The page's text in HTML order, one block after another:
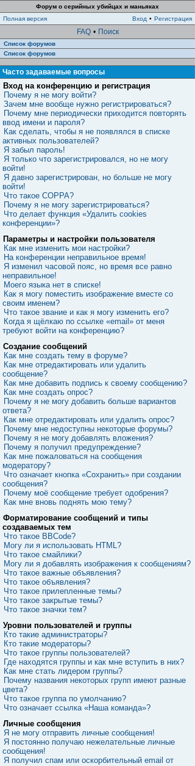
Форум о серийных убийцах и маньяках
Полная версия
Вход • Регистрация
FAQ • Поиск
Список форумов
Список форумов
Часто задаваемые вопросы
Вход на конференцию и регистрация
Почему я не могу войти?
Зачем мне вообще нужно регистрироваться?
Почему мне периодически приходится повторять
ввод имени и пароля?
Как сделать, чтобы я не появлялся в списке
активных пользователей?
Я забыл пароль!
Я только что зарегистрировался, но не могу
войти!
Я давно зарегистрирован, но больше не могу
войти!
Что такое COPPA?
Почему я не могу зарегистрироваться?
Что делает функция «Удалить cookies
конференции»?
Параметры и настройки пользователя
Как мне изменить мои настройки?
На конференции неправильное время!
Я изменил часовой пояс, но время все равно
неправильное!
Моего языка нет в списке!
Как я могу поместить изображение вместе со
своим именем?
Что такое звание и как я могу изменить его?
Когда я щёлкаю по ссылке «email» от меня
требуют войти на конференцию?
Создание сообщений
Как мне создать тему в форуме?
Как мне отредактировать или удалить
сообщение?
Как мне добавить подпись к своему сообщению?
Как мне создать опрос?
Почему я не могу добавить больше вариантов
ответа?
Как мне отредактировать или удалить опрос?
Почему мне недоступны некоторые форумы?
Почему я не могу добавлять вложения?
Почему я получил предупреждение?
Как мне пожаловаться на сообщения
модератору?
Что означает кнопка «Сохранить» при создании
сообщения?
Почему моё сообщение требует одобрения?
Как мне вновь поднять мою тему?
Форматирование сообщений и типы
создаваемых тем
Что такое BBCode?
Могу ли я использовать HTML?
Что такое смайлики?
Могу ли я добавлять изображения к сообщениям?
Что такое важные объявления?
Что такое объявления?
Что такое прилепленные темы?
Что такое закрытые темы?
Что такое значки тем?
Уровни пользователей и группы
Кто такие администраторы?
Кто такие модераторы?
Что такое группы пользователей?
Где находятся группы и как мне вступить в них?
Как мне стать лидером группы?
Почему названия некоторых групп имеют разные
цвета?
Что такое группа по умолчанию?
Что означает ссылка «Наша команда»?
Личные сообщения
Я не могу отправить личные сообщения!
Я постоянно получаю нежелательные личные
сообщения!
Я получил спам или оскорбительный email от